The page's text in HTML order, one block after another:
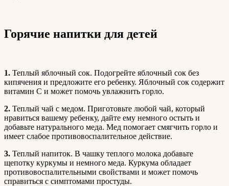
Горячие напитки для детей
1. Теплый яблочный сок. Подогрейте яблочный сок без
кипячения и предложите его ребенку. Яблочный сок содержит
витамин С и может помочь увлажнить горло.
2. Теплый чай с медом. Приготовьте любой чай, который
нравиться вашему ребенку, дайте ему немного остыть и
добавьте натурального меда. Мед помогает смягчить горло и
имеет слабое противовоспалительное действие.
3. Теплый напиток. В чашку теплого молока добавьте
щепотку куркумы и немного меда. Куркума обладает
противовоспалительными свойствами и может помочь
справиться с симптомами простуды.